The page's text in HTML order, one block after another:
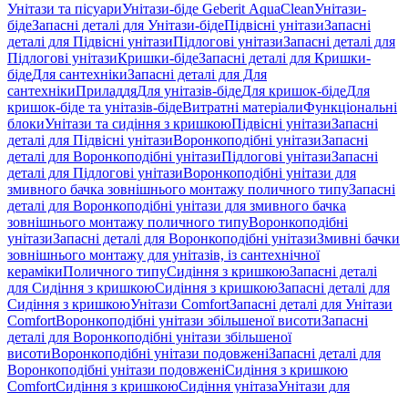
Унітази та пісуариУнітази-біде Geberit AquaCleanУнітази-
бідеЗапасні деталі для Унітази-бідеПідвісні унітазиЗапасні
деталі для Підвісні унітазиПідлогові унітазиЗапасні деталі для
Підлогові унітазиКришки-бідеЗапасні деталі для Кришки-
бідеДля сантехнікиЗапасні деталі для Для
сантехнікиПриладдяДля унітазів-бідеДля кришок-бідеДля
кришок-біде та унітазів-бідеВитратні матеріалиФункціональні
блокиУнітази та сидіння з кришкоюПідвісні унітазиЗапасні
деталі для Підвісні унітазиВоронкоподібні унітазиЗапасні
деталі для Воронкоподібні унітазиПідлогові унітазиЗапасні
деталі для Підлогові унітазиВоронкоподібні унітази для
змивного бачка зовнішнього монтажу поличного типуЗапасні
деталі для Воронкоподібні унітази для змивного бачка
зовнішнього монтажу поличного типуВоронкоподібні
унітазиЗапасні деталі для Воронкоподібні унітазиЗмивні бачки
зовнішнього монтажу для унітазів, із сантехнічної
керамікиПоличного типуСидіння з кришкоюЗапасні деталі
для Сидіння з кришкоюСидіння з кришкоюЗапасні деталі для
Сидіння з кришкоюУнітази ComfortЗапасні деталі для Унітази
ComfortВоронкоподібні унітази збільшеної висотиЗапасні
деталі для Воронкоподібні унітази збільшеної
висотиВоронкоподібні унітази подовженіЗапасні деталі для
Воронкоподібні унітази подовженіСидіння з кришкою
ComfortСидіння з кришкоюСидіння унітазаУнітази для